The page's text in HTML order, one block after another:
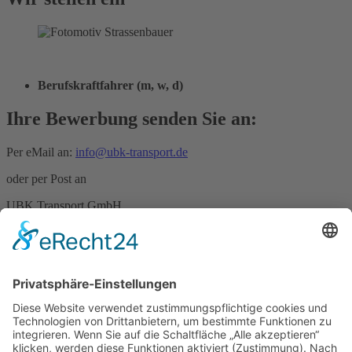
Berufskraftfahrer (m, w, d)
Ihre Bewerbung senden Sie an:
Per eMail an: info@ubk-transport.de
oder per Post an
UBK Transport GmbH
Gewerbepark 2
01920 Haselbachtal / OT Reichenbach
Gewerbepark 2
01920 Haselbachtal
OT Reichenbach